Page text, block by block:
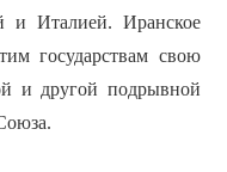
и Италией. Иранское
государствам свою
и другой подрывной